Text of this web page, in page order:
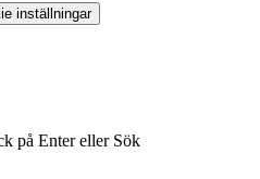
inställningar
på Enter eller Sök